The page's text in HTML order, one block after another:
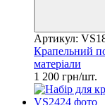
Артикул:
Крапельний
матеріали
1 200 грн/шт.